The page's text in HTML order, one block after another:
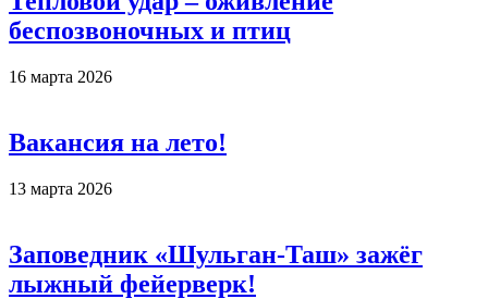
беспозвоночных и птиц
16 марта 2026
Вакансия на лето!
13 марта 2026
Заповедник «Шульган-Таш» зажёг
лыжный фейерверк!